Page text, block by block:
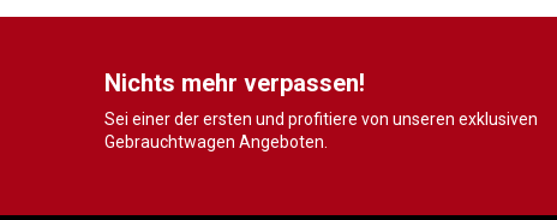
Nichts mehr verpassen!
Sei einer der ersten und profitiere von unseren exklusiven
Gebrauchtwagen Angeboten.